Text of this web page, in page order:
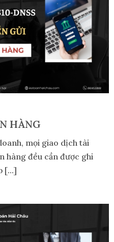
HÀNG
mọi giao dịch tài
hàng đều cần được ghi
[...]